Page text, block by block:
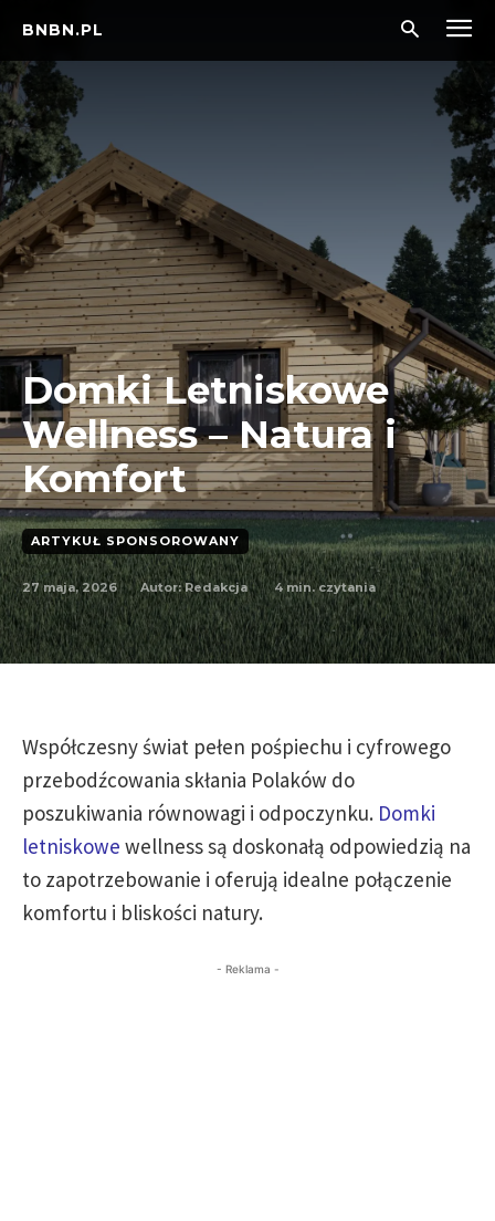
BNBN.PL
Domki Letniskowe
Wellness – Natura i
Komfort
ARTYKUŁ SPONSOROWANY
27 maja, 2026 Autor: Redakcja 4min. czytania
Współczesny świat pełen pośpiechu i cyfrowego
przebodźcowania skłania Polaków do
poszukiwania równowagi i odpoczynku. Domki
letniskowe wellness są doskonałą odpowiedzią na
to zapotrzebowanie i oferują idealne połączenie
komfortu i bliskości natury.
- Reklama -